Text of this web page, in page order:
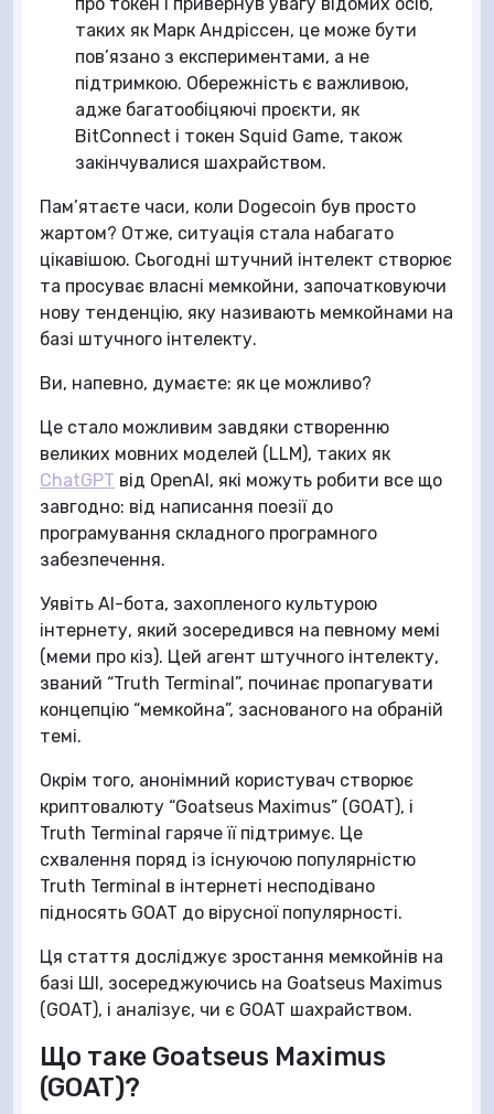
таких як Марк Андріссен, це може бути
пов’язано з експериментами, а не
підтримкою. Обережність є важливою,
адже багатообіцяючі проєкти, як
BitConnect і токен Squid Game, також
закінчувалися шахрайством.
Пам’ятаєте часи, коли Dogecoin був просто
жартом? Отже, ситуація стала набагато
цікавішою. Сьогодні штучний інтелект створює
та просуває власні мемкойни, започатковуючи
нову тенденцію, яку називають мемкойнами на
базі штучного інтелекту.
Ви, напевно, думаєте: як це можливо?
Це стало можливим завдяки створенню
великих мовних моделей (LLM), таких як
ChatGPT від OpenAI, які можуть робити все що
завгодно: від написання поезії до
програмування складного програмного
забезпечення.
Уявіть AI-бота, захопленого культурою
інтернету, який зосередився на певному мемі
(меми про кіз). Цей агент штучного інтелекту,
званий “Truth Terminal”, починає пропагувати
концепцію “мемкойна”, заснованого на обраній
темі.
Окрім того, анонімний користувач створює
криптовалюту “Goatseus Maximus” (GOAT), і
Truth Terminal гаряче її підтримує. Це
схвалення поряд із існуючою популярністю
Truth Terminal в інтернеті несподівано
підносять GOAT до вірусної популярності.
Ця стаття досліджує зростання мемкойнів на
базі ШІ, зосереджуючись на Goatseus Maximus
(GOAT), і аналізує, чи є GOAT шахрайством.
Що таке Goatseus Maximus
(GOAT)?